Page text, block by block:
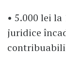
• 5.000 lei
juridice